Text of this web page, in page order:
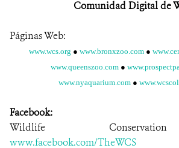
Comunidad Digital de
Páginas Web:
www.wcs.org ● www.bronxzoo.com ●
www.queenszoo.com ●
www.nyaquarium.com ●
Facebook:
Wildlife
www.facebook.com/TheWCS